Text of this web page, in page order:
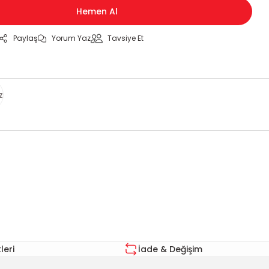
Hemen Al
Paylaş Yorum Yaz Tavsiye Et
İade & Değişim